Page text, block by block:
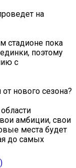
на
стадионе пока
поэтому
с
нового сезона?
амбиции, свои
места будет
до самых